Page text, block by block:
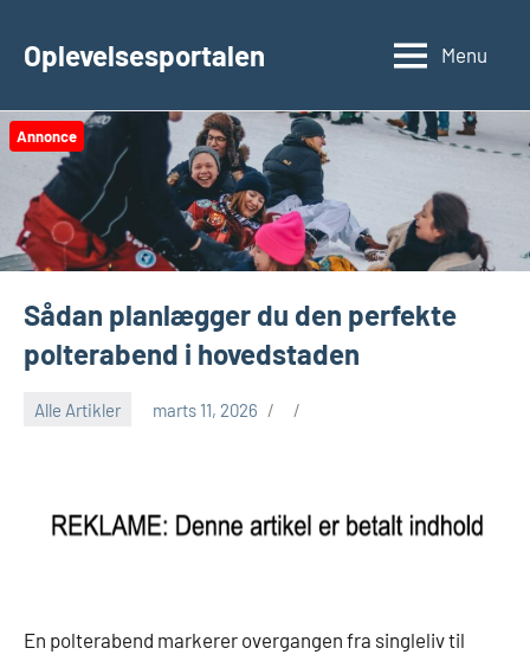
Oplevelsesportalen Menu
Annonce
Sådan planlægger du den perfekte
polterabend i hovedstaden
Alle Artikler marts 11, 2026
En polterabend markerer overgangen fra singleliv til